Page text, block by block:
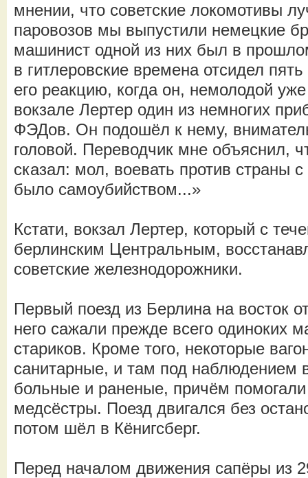
мнении, что советские локомотивы
паровозов мы выпустили немецкие
машинист одной из них был в
в гитлеровские времена отсидел
его реакцию, когда он, немолодой
вокзале Лертер один из немногих
ФЭДов. Он подошёл к нему,
головой. Переводчик мне объяснил,
сказал: мол, воевать против страны
было самоубийством...»
Кстати, вокзал Лертер, который с
берлинским Центральным,
советские железнодорожники.
Первый поезд из Берлина на восток
него сажали прежде всего одиноких
стариков. Кроме того, некоторые
санитарные, и там под наблюдением
больные и раненые, причём
медсёстры. Поезд двигался без
потом шёл в Кёнигсберг.
Перед началом движения сапёры из